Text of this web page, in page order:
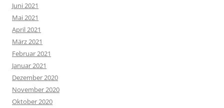
Juni 2021
Mai 2021
April 2021
März 2021
Februar 2021
Januar 2021
Dezember 2020
November 2020
Oktober 2020